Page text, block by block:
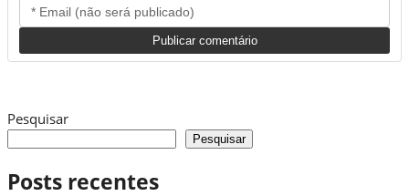
Pesquisar
Pesquisar
Posts recentes